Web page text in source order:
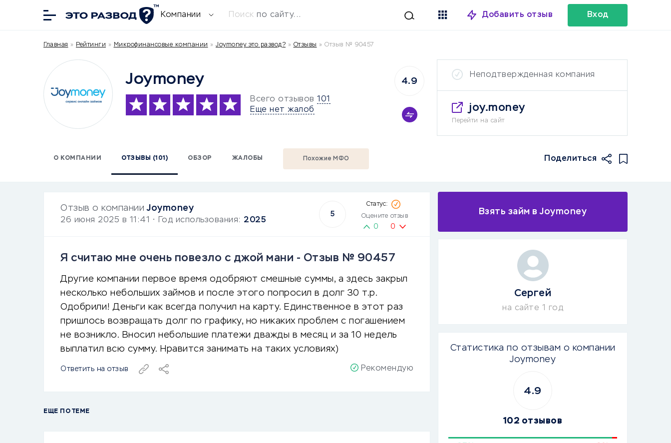
Компании Поиск по сайту... Добавить отзыв Вход
Главная » Рейтинги » Микрофинансовые компании » Joymoney это развод? » Отзывы » Отзыв № 90457
Joymoney
Всего отзывов 101
Еще нет жалоб
4.9
Неподтвержденная компания
joy.money
Перейти на сайт
О КОМПАНИИ ОТЗЫВЫ (101) ОБЗОР ЖАЛОБЫ Похожие МФО Поделиться
Отзыв о компании Joymoney
26 июня 2025 в 11:41 • Год использования: 2025
5 Оцените отзыв
0 0
Я считаю мне очень повезло с джой мани - Отзыв № 90457
Другие компании первое время одобряют смешные суммы, а здесь закрыл
несколько небольших займов и после этого попросил в долг 30 т.р.
Одобрили! Деньги как всегда получил на карту. Единственное в этот раз
пришлось возвращать долг по графику, но никаких проблем с погашением
не возникло. Вносил небольшие платежи дважды в месяц и за 10 недель
выплатил всю сумму. Нравится занимать на таких условиях)
Ответить на отзыв Рекомендую
ЕЩЕ ПО ТЕМЕ
Взять займ в Joymoney
Сергей
на сайте 1 год
Статистика по отзывам о компании
Joymoney
4.9
102 отзывов